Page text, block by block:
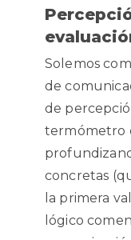
Solemos
de
de
termómetro
concretas
la primera
lógico